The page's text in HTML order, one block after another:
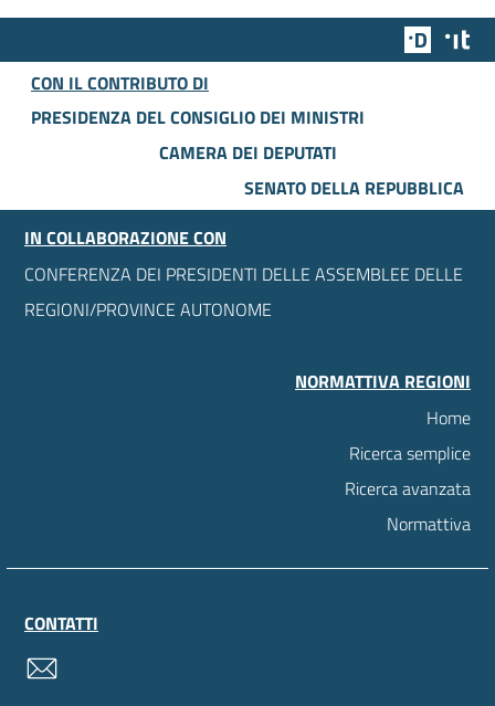
Team
CON IL CONTRIBUTO DI
PRESIDENZA DEL CONSIGLIO DEI MINISTRI
CAMERA DEI DEPUTATI
SENATO DELLA REPUBBLICA
IN COLLABORAZIONE CON
CONFERENZA DEI PRESIDENTI DELLE ASSEMBLEE DELLE
REGIONI/PROVINCE AUTONOME
NORMATTIVA REGIONI
Home
Ricerca semplice
Ricerca avanzata
Normattiva
CONTATTI